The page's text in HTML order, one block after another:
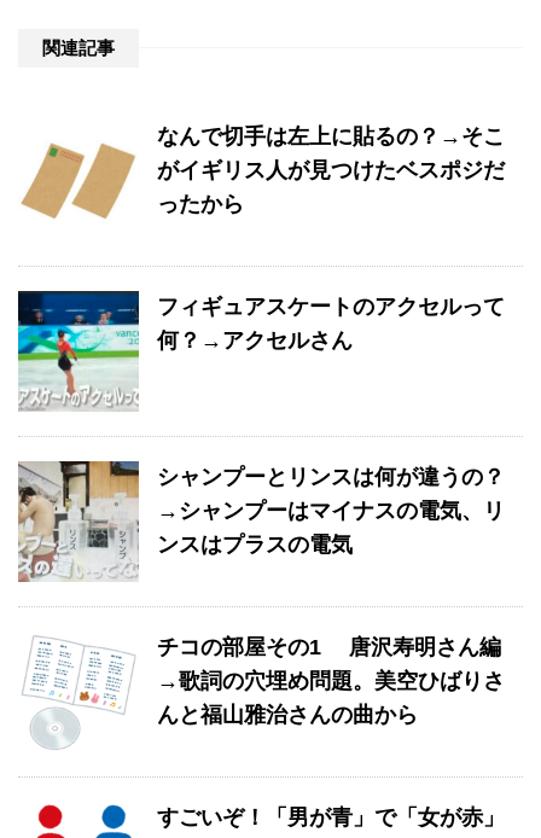
関連記事
なんで切手は左上に貼るの？→そこ
がイギリス人が見つけたベスポジだ
ったから
フィギュアスケートのアクセルって
何？→アクセルさん
シャンプーとリンスは何が違うの？
→シャンプーはマイナスの電気、リ
ンスはプラスの電気
チコの部屋その1 唐沢寿明さん編
→歌詞の穴埋め問題。美空ひばりさ
んと福山雅治さんの曲から
すごいぞ！「男が青」で「女が赤」